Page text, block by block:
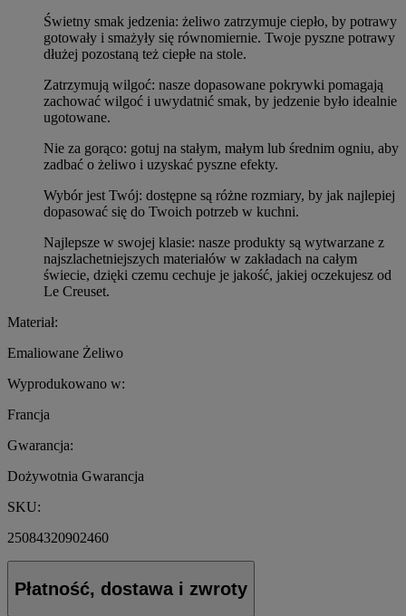
Świetny smak jedzenia: żeliwo zatrzymuje ciepło, by potrawy
gotowały i smażyły się równomiernie. Twoje pyszne potrawy
dłużej pozostaną też ciepłe na stole.
Zatrzymują wilgoć: nasze dopasowane pokrywki pomagają
zachować wilgoć i uwydatnić smak, by jedzenie było idealnie
ugotowane.
Nie za gorąco: gotuj na stałym, małym lub średnim ogniu, aby
zadbać o żeliwo i uzyskać pyszne efekty.
Wybór jest Twój: dostępne są różne rozmiary, by jak najlepiej
dopasować się do Twoich potrzeb w kuchni.
Najlepsze w swojej klasie: nasze produkty są wytwarzane z
najszlachetniejszych materiałów w zakładach na całym
świecie, dzięki czemu cechuje je jakość, jakiej oczekujesz od
Le Creuset.
Materiał:
Emaliowane Żeliwo
Wyprodukowano w:
Francja
Gwarancja:
Dożywotnia Gwarancja
SKU:
25084320902460
Płatność, dostawa i zwroty